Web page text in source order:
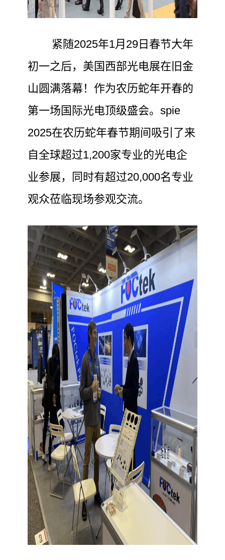
紧随2025年1月29日春节大年
初一之后，美国西部光电展在旧金
山圆满落幕！作为农历蛇年开春的
第一场国际光电顶级盛会。spie
2025在农历蛇年春节期间吸引了来
自全球超过1,200家专业的光电企
业参展，同时有超过20,000名专业
观众莅临现场参观交流。